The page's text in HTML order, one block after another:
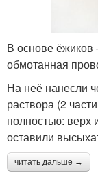
В основе ёжиков
обмотанная
На неё нанесли
раствора (2
полностью: верх
оставили
читать дальше →